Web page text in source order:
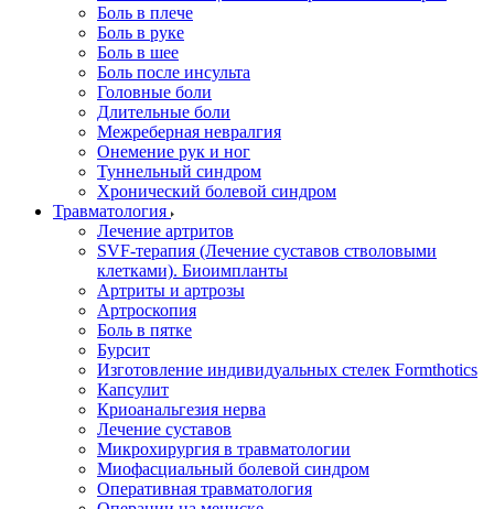
Боль в плече
Боль в руке
Боль в шее
Боль после инсульта
Головные боли
Длительные боли
Межреберная невралгия
Онемение рук и ног
Туннельный синдром
Хронический болевой синдром
Травматология
Лечение артритов
SVF-терапия (Лечение суставов стволовыми
клетками). Биоимпланты
Артриты и артрозы
Артроскопия
Боль в пятке
Бурсит
Изготовление индивидуальных стелек Formthotics
Капсулит
Криоанальгезия нерва
Лечение суставов
Микрохирургия в травматологии
Миофасциальный болевой синдром
Оперативная травматология